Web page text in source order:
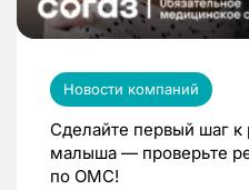
Новости компаний
Сделайте первый шаг
малыша — проверьте
по ОМС!